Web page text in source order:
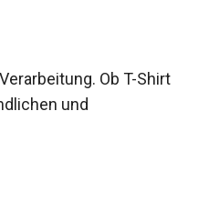
Ob T-Shirt
und